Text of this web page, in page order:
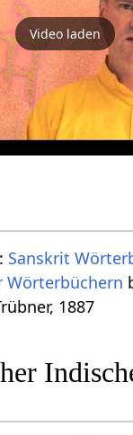
Video laden
Sanskrit
Wörterbüchern
1887